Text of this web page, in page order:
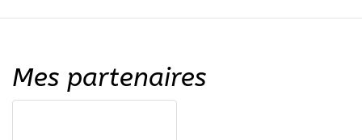
Mes partenaires